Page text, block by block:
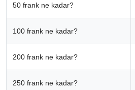
50 frank ne kadar?
100 frank ne kadar?
200 frank ne kadar?
250 frank ne kadar?